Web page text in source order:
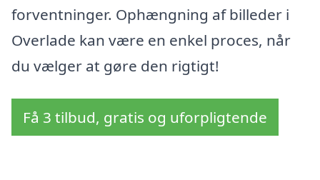
forventninger. Ophængning af billeder i
Overlade kan være en enkel proces, når
du vælger at gøre den rigtigt!
Få 3 tilbud, gratis og uforpligtende